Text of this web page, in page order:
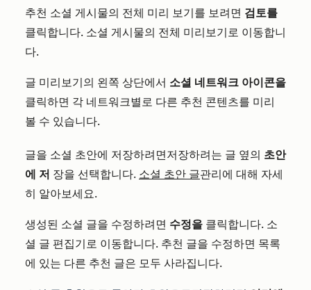
추천 소셜 게시물의 전체 미리 보기를 보려면 검토를
클릭합니다. 소셜 게시물의 전체 미리보기로 이동합니
다.
글 미리보기의 왼쪽 상단에서 소셜 네트워크 아이콘을
클릭하면 각 네트워크별로 다른 추천 콘텐츠를 미리
볼 수 있습니다.
글을 소셜 초안에 저장하려면저장하려는 글 옆의 초안
에 저 장을 선택합니다. 소셜 초안 글관리에 대해 자세
히 알아보세요.
생성된 소셜 글을 수정하려면 수정을 클릭합니다. 소
셜 글 편집기로 이동합니다. 추천 글을 수정하면 목록
에 있는 다른 추천 글은 모두 사라집니다.